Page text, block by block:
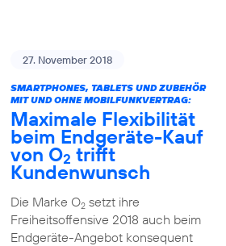
27. November 2018
SMARTPHONES, TABLETS UND ZUBEHÖR
MIT UND OHNE MOBILFUNKVERTRAG:
Maximale Flexibilität
beim Endgeräte-Kauf
von O2 trifft
Kundenwunsch
Die Marke O2setzt ihre
Freiheitsoffensive 2018 auch beim
Endgeräte-Angebot konsequent